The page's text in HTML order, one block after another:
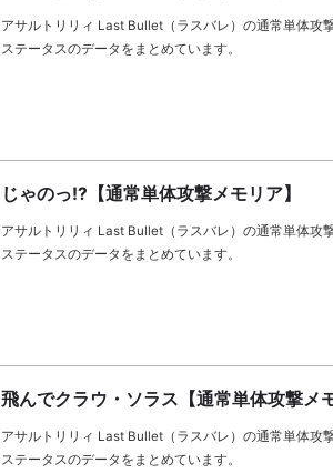
アサルトリリィ Last Bullet（ラスバレ）の通常単体
ステータスのデータをまとめています。
じゃのっ!?【通常単体攻撃メモリア】
アサルトリリィ Last Bullet（ラスバレ）の通常単体
ステータスのデータをまとめています。
飛んでクラウ・ソラス【通常単体攻撃メ
アサルトリリィ Last Bullet（ラスバレ）の通常単体
ステータスのデータをまとめています。